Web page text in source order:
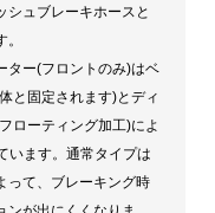
シュブレーキホースと
ター(フロントのみ)はベ
と固定されます)とディ
ローティング加工)によ
います。通常タイプは
って、ブレーキング時